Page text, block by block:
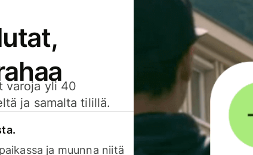
varoja yli 40
ja samalta tilillä.
ja muunna niitä